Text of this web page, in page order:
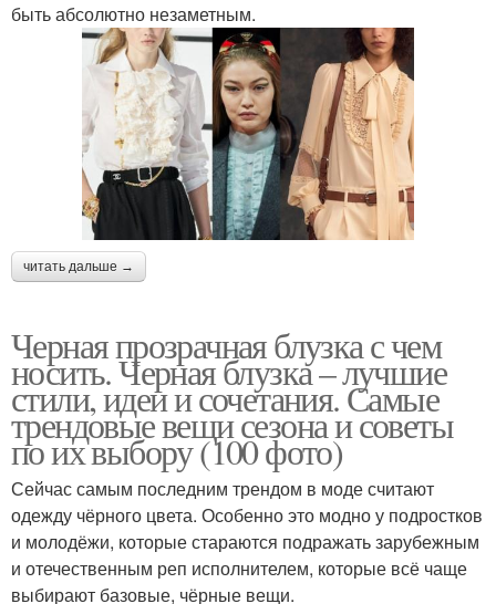
быть абсолютно незаметным.
читать дальше →
Черная прозрачная блузка с чем
носить. Черная блузка – лучшие
стили, идеи и сочетания. Самые
трендовые вещи сезона и советы
по их выбору (100 фото)
Сейчас самым последним трендом в моде считают
одежду чёрного цвета. Особенно это модно у подростков
и молодёжи, которые стараются подражать зарубежным
и отечественным реп исполнителем, которые всё чаще
выбирают базовые, чёрные вещи.